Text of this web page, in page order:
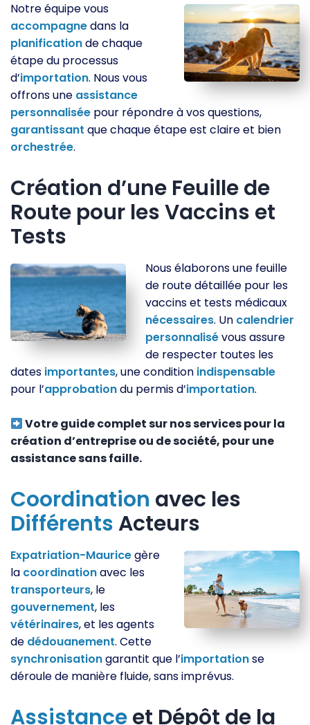
Notre équipe vous
accompagnedans la
planificationde chaque
étape du processus
d’importation. Nous vous
offrons une assistance
personnalisée pour répondre à vos questions,
garantissant que chaque étape est claire et bien
orchestrée.
Création d’une Feuille de
Route pour les Vaccins et
Tests
Nous élaborons une feuille
de route détaillée pour les
vaccins et tests médicaux
nécessaires. Un calendrier
personnalisévous assure
de respecter toutes les
dates importantes, une condition indispensable
pour l’approbationdu permis d’importation.
Votre guide complet sur nos services pour la
création d’entreprise ou de société, pour une
assistance sans faille.
Coordination avec les
Différents Acteurs
Expatriation-Mauricegère
la coordinationavec les
transporteurs, le
gouvernement, les
vétérinaires, et les agents
de dédouanement. Cette
synchronisationgarantit que l’importationse
déroule de manière fluide, sans imprévus.
Assistanceet Dépôt de la